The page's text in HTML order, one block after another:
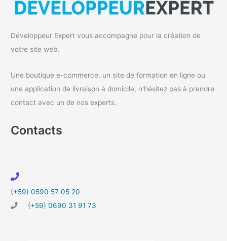
Développeur Expert vous accompagne pour la création de
votre site web.
Une boutique e-commerce, un site de formation en ligne ou
une application de livraison à domicile, n'hésitez pas à prendre
contact avec un de nos experts.
Contacts
(+59) 0590 57 05 20
(+59) 0690 31 91 73